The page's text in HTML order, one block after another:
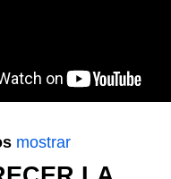
mostrar